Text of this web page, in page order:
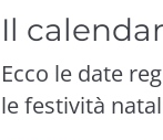
Il
Ecco le date
le festività